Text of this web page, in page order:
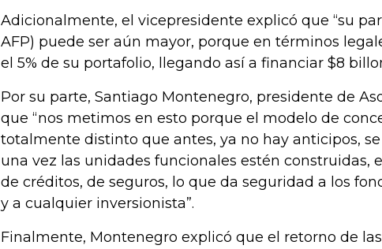
Adicionalmente, el vicepresidente explicó que “su
AFP) puede ser aún mayor, porque en términos
el 5% de su portafolio, llegando así a financiar $8
Por su parte, Santiago Montenegro, presidente de
que “nos metimos en esto porque el modelo de
totalmente distinto que antes, ya no hay anticipos,
una vez las unidades funcionales estén construidas,
de créditos, de seguros, lo que da seguridad a los
y a cualquier inversionista”.
Finalmente, Montenegro explicó que el retorno de